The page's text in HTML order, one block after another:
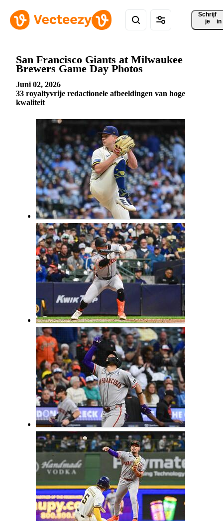
Schrijf
je
in
San Francisco Giants at Milwaukee
Brewers Game Day Photos
Juni 02, 2026
33 royaltyvrije redactionele afbeeldingen van hoge
kwaliteit